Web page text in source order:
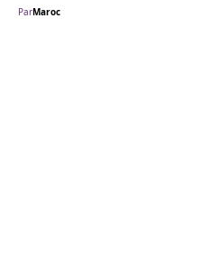
ParMaroc